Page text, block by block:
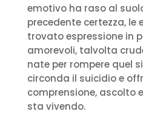
emotivo ha raso al
precedente certezza, le
trovato espressione in
amorevoli, talvolta
nate per rompere quel
circonda il suicidio e
comprensione, ascolto
sta vivendo.